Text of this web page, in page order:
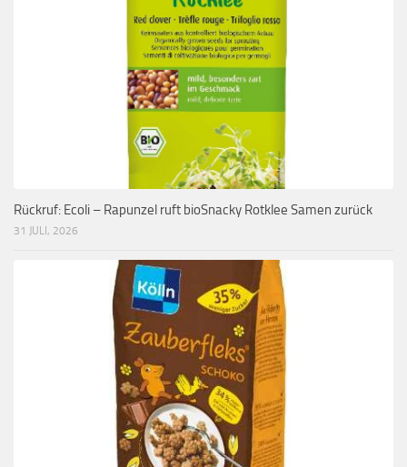
Rückruf: Ecoli – Rapunzel ruft bioSnacky Rotklee Samen zurück
31 JULI, 2026